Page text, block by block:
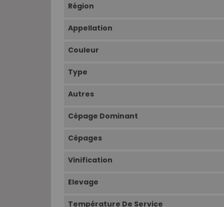
Région
Appellation
Couleur
Type
Autres
Cépage Dominant
Cépages
Vinification
Elevage
Température De Service